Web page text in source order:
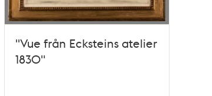
"Vue från Ecksteins atelier
1830"